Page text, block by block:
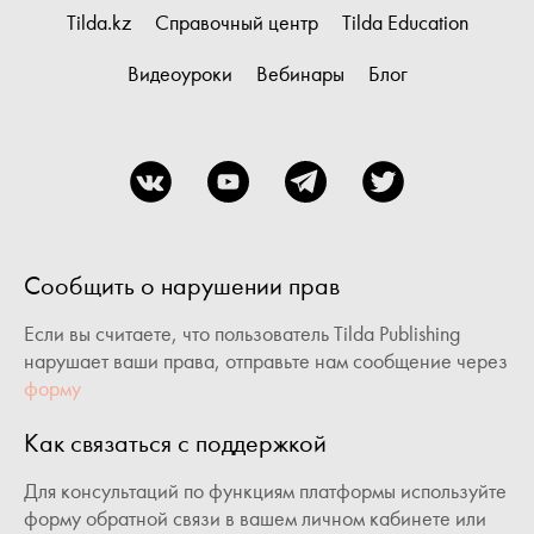
Tilda.kz Справочный центр Tilda Education
Видеоуроки Вебинары Блог
Сообщить о нарушении прав
Если вы считаете, что пользователь Tilda Publishing
нарушает ваши права, отправьте нам сообщение через
форму
Как связаться с поддержкой
Для консультаций по функциям платформы используйте
форму обратной связи в вашем личном кабинете или